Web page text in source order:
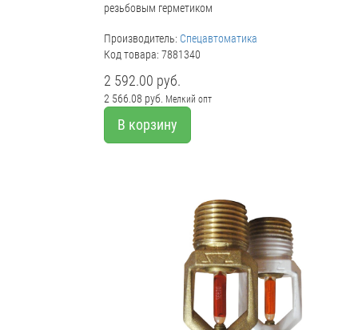
резьбовым герметиком
Производитель: Спецавтоматика
Код товара: 7881340
2 592.00 руб.
2 566.08 руб. Мелкий опт
В корзину